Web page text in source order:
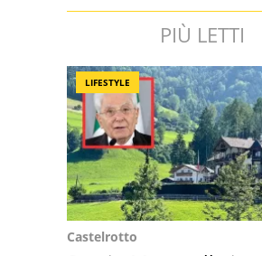
PIÙ LETTI
LIFESTYLE
Castelrotto